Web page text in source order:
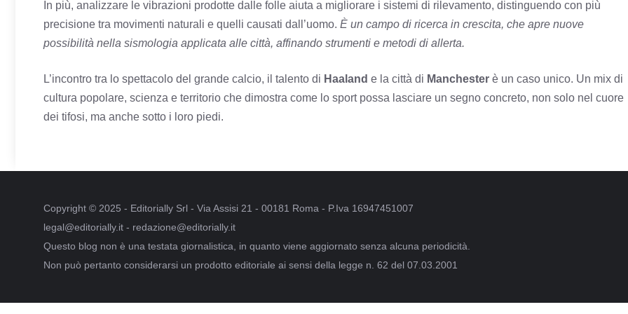
In più, analizzare le vibrazioni prodotte dalle folle aiuta a migliorare i sistemi di rilevamento, distinguendo con più
precisione tra movimenti naturali e quelli causati dall’uomo. È un campo di ricerca in crescita, che apre nuove
possibilità nella sismologia applicata alle città, affinando strumenti e metodi di allerta.
L’incontro tra lo spettacolo del grande calcio, il talento di Haaland e la città di Manchester è un caso unico. Un mix di
cultura popolare, scienza e territorio che dimostra come lo sport possa lasciare un segno concreto, non solo nel cuore
dei tifosi, ma anche sotto i loro piedi.
Copyright © 2025 - Editorially Srl - Via Assisi 21 - 00181 Roma - P.Iva 16947451007
legal@editorially.it - redazione@editorially.it
Questo blog non è una testata giornalistica, in quanto viene aggiornato senza alcuna periodicità.
Non può pertanto considerarsi un prodotto editoriale ai sensi della legge n. 62 del 07.03.2001